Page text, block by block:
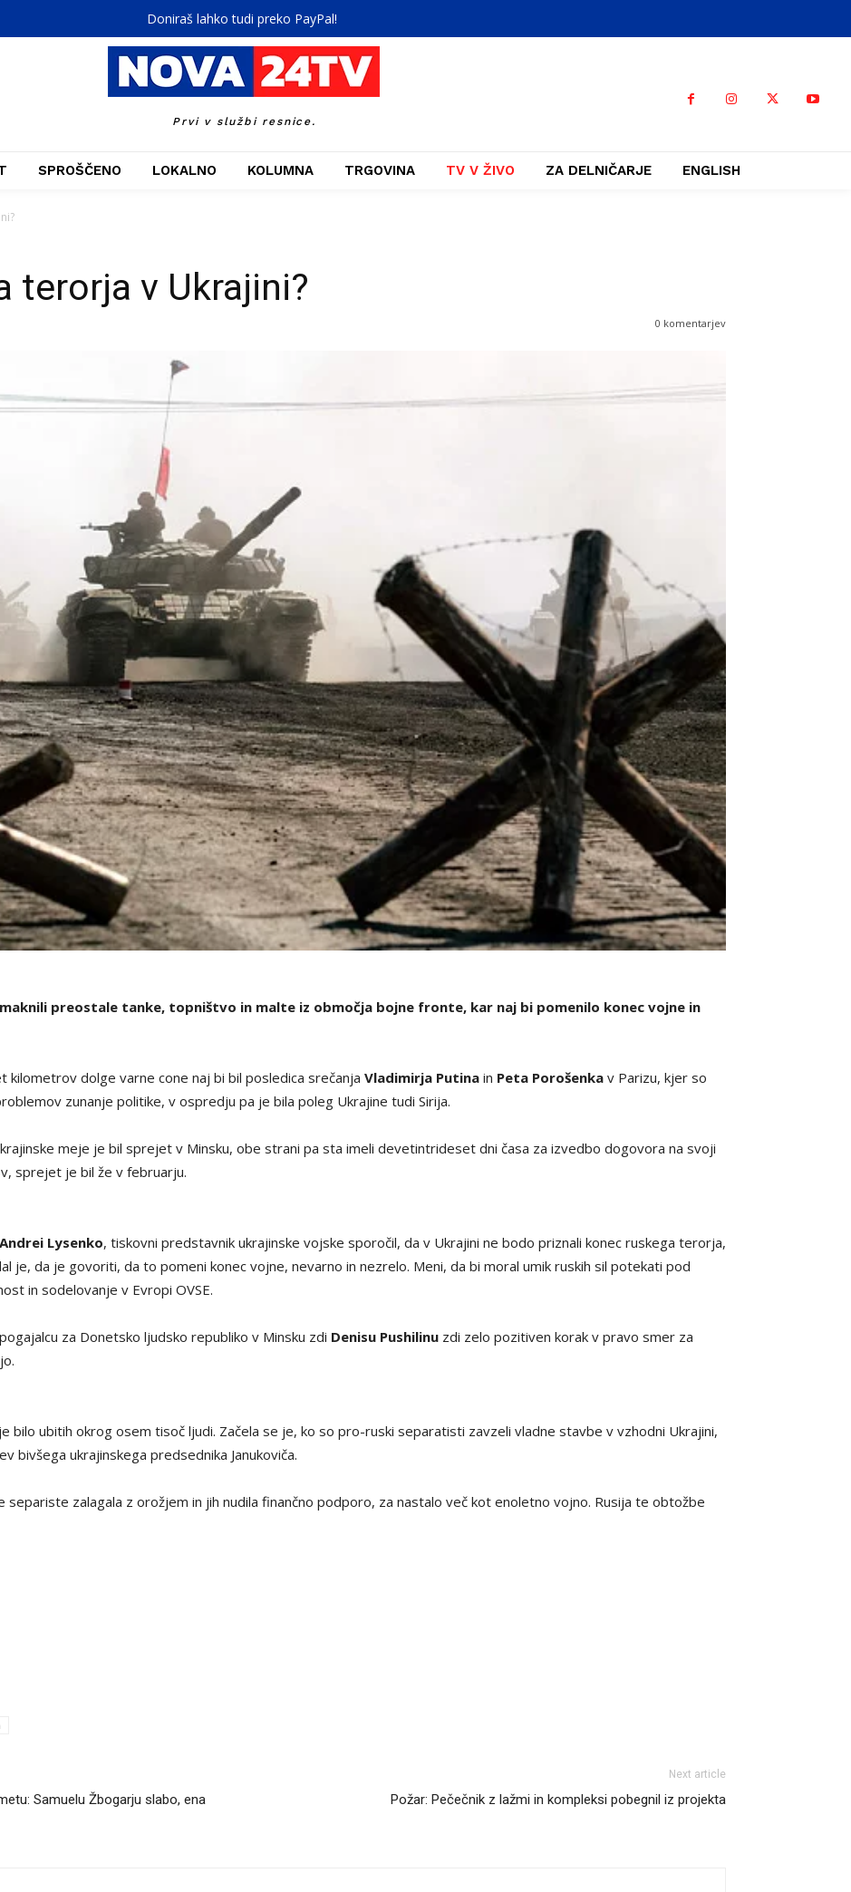
Doniraš lahko tudi preko PayPal!
Prvi v službi resnice.
SPROŠČENO LOKALNO KOLUMNA TRGOVINA TV V ŽIVO ZA DELNIČARJE ENGLISH
terorja v Ukrajini?
0 komentarjev
preostale tanke, topništvo in malte iz območja bojne fronte, kar naj bi pomenilo konec vojne in
kilometrov dolge varne cone naj bi bil posledica srečanja Vladimirja Putina in Peta Porošenka v Parizu, kjer so
zunanje politike, v ospredju pa je bila poleg Ukrajine tudi Sirija.
meje je bil sprejet v Minsku, obe strani pa sta imeli devetintrideset dni časa za izvedbo dogovora na svoji
sprejet je bil že v februarju.
Andrei Lysenko, tiskovni predstavnik ukrajinske vojske sporočil, da v Ukrajini ne bodo priznali konec ruskega terorja,
je, da je govoriti, da to pomeni konec vojne, nevarno in nezrelo. Meni, da bi moral umik ruskih sil potekati pod
in sodelovanje v Evropi OVSE.
za Donetsko ljudsko republiko v Minsku zdi Denisu Pushilinu zdi zelo pozitiven korak v pravo smer za
bilo ubitih okrog osem tisoč ljudi. Začela se je, ko so pro-ruski separatisti zavzeli vladne stavbe v vzhodni Ukrajini,
bivšega ukrajinskega predsednika Janukoviča.
separiste zalagala z orožjem in jih nudila finančno podporo, za nastalo več kot enoletno vojno. Rusija te obtožbe
Samuelu Žbogarju slabo, ena
Next article
Požar: Pečečnik z lažmi in kompleksi pobegnil iz projekta